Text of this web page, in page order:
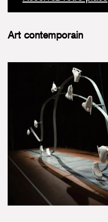
Art contemporain